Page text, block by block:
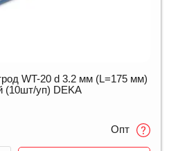
WT-20 d 3.2 мм (L=175 мм)
(10шт/уп) DEKA
Опт